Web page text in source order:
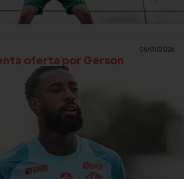
06/01/2026
oferta por Gerson